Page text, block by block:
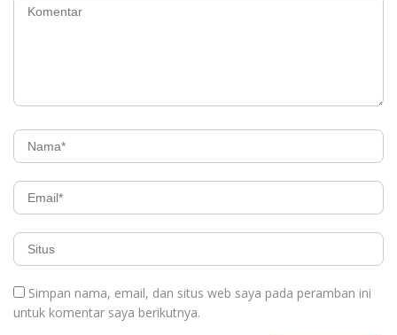
Simpan nama, email, dan situs web saya pada peramban ini
untuk komentar saya berikutnya.